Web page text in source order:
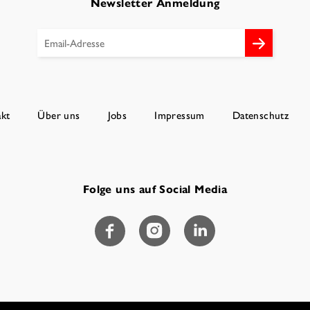
Über uns Jobs Impressum Datenschutz
Folge uns auf Social Media